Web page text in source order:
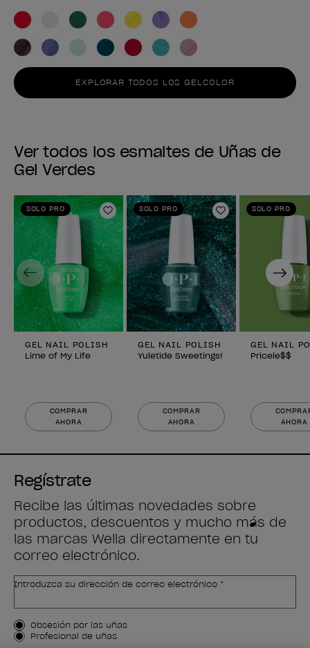
EXPLORAR TODOS LOS GELCOLOR
Ver todos los esmaltes de Uñas de
Gel Verdes
SOLO PRO
Añadir a la lista de deseos
GEL NAIL POLISH
Lime of My Life
COMPRAR
AHORA
SOLO PRO
Añadir a la
GEL NAIL POLISH
Yuletide Sweetings!
COMPRAR
AHORA
SOLO PRO
GEL NAIL
Pricele$$
AHORA
Previous Next
Regístrate
Recibe las últimas novedades sobre
productos, descuentos y mucho más de
las marcas Wella directamente en tu
correo electrónico.
Introduzca su dirección de correo electrónico *
Tipo de cliente
Obsesión por las uñas
Profesional de uñas